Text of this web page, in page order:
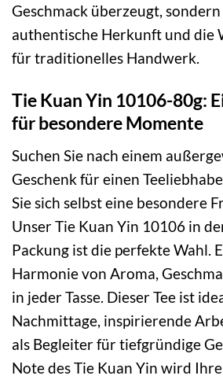
Geschmack überzeugt,
authentische Herkunft und die
für traditionelles Handwerk.
Tie Kuan Yin 10106-80g:
für besondere Momente
Suchen Sie nach einem
Geschenk für einen
Sie sich selbst eine besondere
Unser Tie Kuan Yin 10106 in
Packung ist die perfekte Wahl.
Harmonie von Aroma,
in jeder Tasse. Dieser Tee ist
Nachmittage, inspirierende
als Begleiter für tiefgründige
Note des Tie Kuan Yin wird